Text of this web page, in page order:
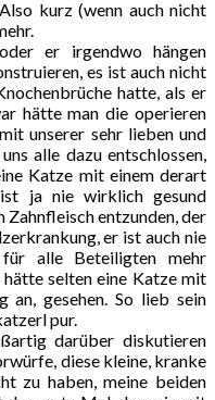
kurz (wenn auch nicht
er irgendwo hängen
es ist auch nicht
hatte, als er
hätte man die operieren
unserer sehr lieben und
alle dazu entschlossen,
Katze mit einem derart
ist ja nie wirklich gesund
Zahnfleisch entzunden, der
er ist auch nie
alle Beteiligten mehr
selten eine Katze mit
an, gesehen. So lieb sein
pur.
darüber diskutieren
diese kleine, kranke
zu haben, meine beiden